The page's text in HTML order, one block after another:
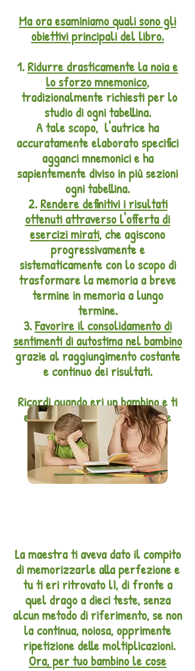
Ma ora esaminiamo quali sono gli
obiettivi principali del libro.
1. Ridurre drasticamente la noia e
lo sforzo mnemonico,
tradizionalmente richiesti per lo
studio di ogni tabellina.
A tale scopo, l'autrice ha
accuratamente elaborato specifici
agganci mnemonici e ha
sapientemente diviso in più sezioni
ogni tabellina.
2. Rendere definitivi i risultati
ottenuti attraverso l'offerta di
esercizi mirati, che agiscono
progressivamente e
sistematicamente con lo scopo di
trasformare la memoria a breve
termine in memoria a lungo
termine.
3.Favorire il consolidamento di
sentimenti di autostima nel bambino
grazie al raggiungimento costante
e continuo dei risultati.
Ricordi quando eri un bambino e ti
eri ritrovato da solo a studiare
tutte quelle moltiplicazioni?
La maestra ti aveva dato il compito
di memorizzarle alla perfezione e
tu ti eri ritrovato lì, di fronte a
quel drago a dieci teste, senza
alcun metodo di riferimento, se non
la continua, noiosa, opprimente
ripetizione delle moltiplicazioni.
Ora, per tuo bambino le cose